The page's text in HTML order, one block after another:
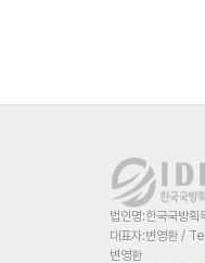
법인명:한국국방
대표자:변영환 /
변영환